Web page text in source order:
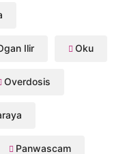
Ilir Oku
Overdosis
Panwascam